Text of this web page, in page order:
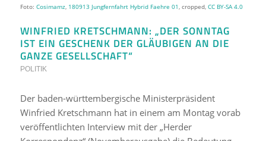
Foto: Cosimamz, 180913 Jungfernfahrt Hybrid Faehre 01 , cropped, CC BY-SA 4.0
WINFRIED KRETSCHMANN: „DER SONNTAG
IST EIN GESCHENK DER GLÄUBIGEN AN DIE
GANZE GESELLSCHAFT“
POLITIK
Der baden-württembergische Ministerpräsident
Winfried Kretschmann hat in einem am Montag vorab
veröffentlichten Interview mit der „Herder